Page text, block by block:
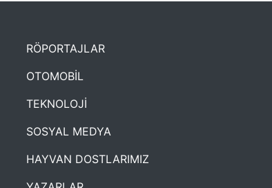
RÖPORTAJLAR
OTOMOBİL
TEKNOLOJİ
SOSYAL MEDYA
HAYVAN DOSTLARIMIZ